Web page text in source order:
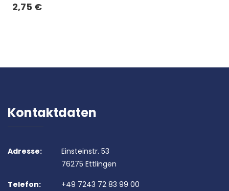
2,75 €
Kontaktdaten
Adresse:
Einsteinstr. 53
76275 Ettlingen
Telefon:
+49 7243 72 83 99 00